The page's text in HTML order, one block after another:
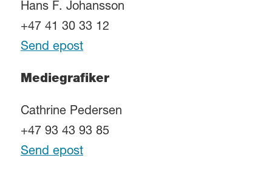
Hans F. Johansson
+47 41 30 33 12
Send epost
Mediegrafiker
Cathrine Pedersen
+47 93 43 93 85
Send epost